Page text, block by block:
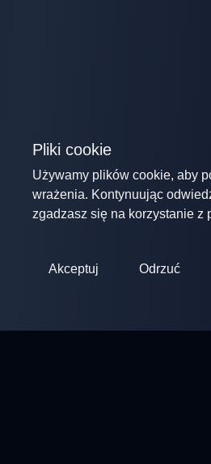
Pliki cookie
Używamy plików cookie, aby
wrażenia. Kontynuując
zgadzasz się na korzystanie z
Akceptuj Odrzuć